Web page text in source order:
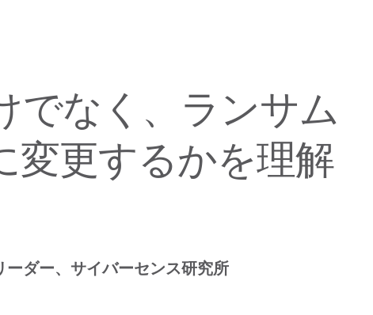
でなく、ランサム
更するかを理解
ダー、サイバーセンス研究所